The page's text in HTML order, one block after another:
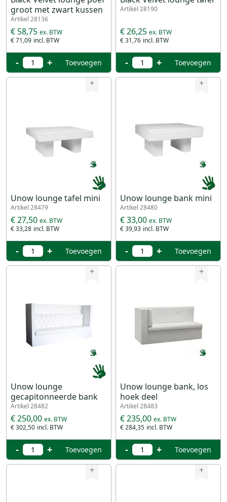
groot met zwart kussen
Artikel 28136
€ 71,09
€ 58,75
- + Toevoegen
Artikel 28190
€ 31,76
€ 26,25
- + Toevoegen
+
Unow lounge tafel mini
Artikel 28479
€ 33,28
€ 27,50
- + Toevoegen
+
Unow lounge bank mini
Artikel 28480
€ 39,93
€ 33,00
- + Toevoegen
+
Unow lounge
gecapitonneerde bank
Artikel 28482
€ 302,50
€ 250,00
- + Toevoegen
+
Unow lounge bank, los
hoek deel
Artikel 28483
€ 284,35
€ 235,00
- + Toevoegen
+ +